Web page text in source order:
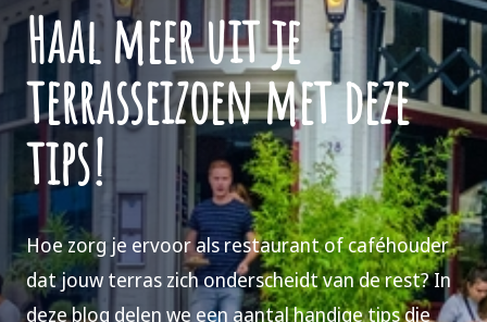
Haal meer uit je
terrasseizoen met deze
tips!
Hoe zorg je ervoor als restaurant of caféhouder
dat jouw terras zich onderscheidt van de rest? In
deze blog delen we een aantal handige tips die